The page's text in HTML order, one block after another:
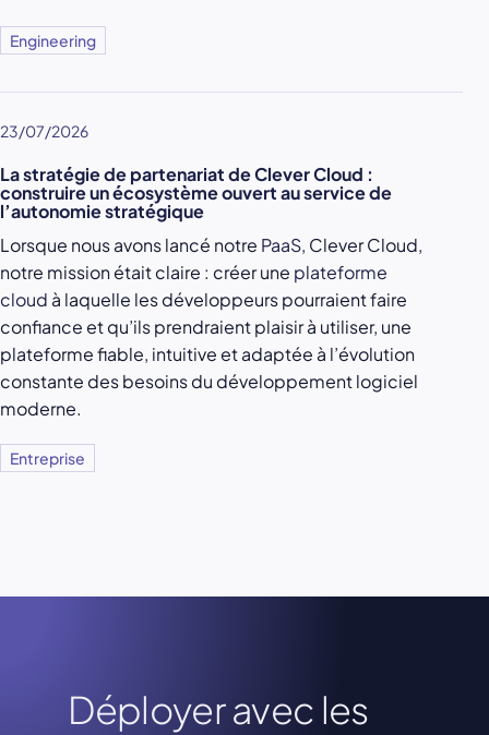
Engineering
23/07/2026
La stratégie de partenariat de Clever Cloud :
construire un écosystème ouvert au service de
l’autonomie stratégique
Lorsque nous avons lancé notre PaaS, Clever Cloud,
notre mission était claire : créer une plateforme
cloud à laquelle les développeurs pourraient faire
confiance et qu’ils prendraient plaisir à utiliser, une
plateforme fiable, intuitive et adaptée à l’évolution
constante des besoins du développement logiciel
moderne.
Entreprise
Déployer avec les